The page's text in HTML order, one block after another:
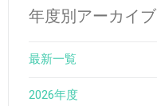
年度別アーカイブ
最新一覧
2026年度